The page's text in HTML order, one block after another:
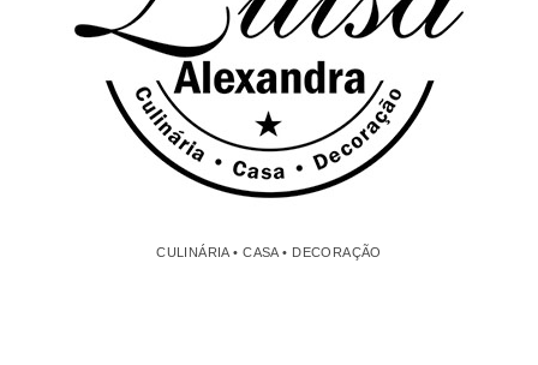
CULINÁRIA • CASA • DECORAÇÃO